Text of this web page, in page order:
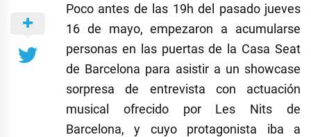
Poco antes de las 19h del pasado jueves
16 de mayo, empezaron a acumularse
personas en las puertas de la Casa Seat
de Barcelona para asistir a un showcase
sorpresa de entrevista con actuación
musical ofrecido por Les Nits de
Barcelona, y cuyo protagonista iba a